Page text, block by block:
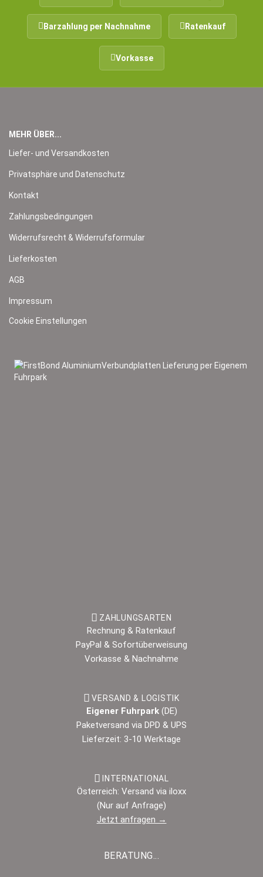
Barzahlung per Nachnahme Ratenkauf
Vorkasse
MEHR ÜBER...
Liefer- und Versandkosten
Privatsphäre und Datenschutz
Kontakt
Zahlungsbedingungen
Widerrufsrecht & Widerrufsformular
Lieferkosten
AGB
Impressum
Cookie Einstellungen
ZAHLUNGSARTEN
Rechnung & Ratenkauf
PayPal & Sofortüberweisung
Vorkasse & Nachnahme
VERSAND & LOGISTIK
Eigener Fuhrpark(DE)
Paketversand via DPD & UPS
Lieferzeit: 3-10 Werktage
INTERNATIONAL
Österreich: Versand via iloxx
(Nur auf Anfrage)
Jetzt anfragen →
BERATUNG...